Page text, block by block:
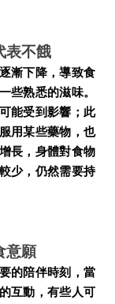
表不餓
漸下降，導致食
些熟悉的滋味。
能受到影響；此
用某些藥物，也
長，身體對食物
少，仍然需要持
意願
的陪伴時刻，當
互動，有些人可